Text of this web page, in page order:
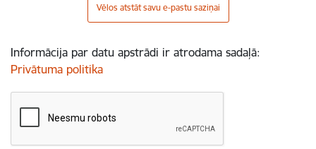
Vēlos atstāt savu e-pastu saziņai
Informācija par datu apstrādi ir atrodama sadaļā:
Privātuma politika